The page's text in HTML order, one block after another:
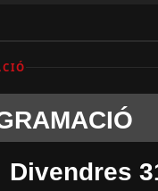
Divendres